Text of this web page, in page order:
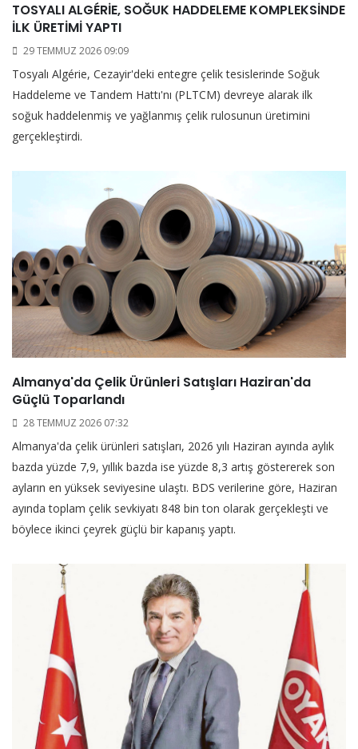
TOSYALI ALGÉRİE, SOĞUK HADDELEME KOMPLEKSİNDE
İLK ÜRETİMİ YAPTI
29 TEMMUZ 2026 09:09
Tosyalı Algérie, Cezayir'deki entegre çelik tesislerinde Soğuk
Haddeleme ve Tandem Hattı'nı (PLTCM) devreye alarak ilk
soğuk haddelenmiş ve yağlanmış çelik rulosunun üretimini
gerçekleştirdi.
Almanya'da Çelik Ürünleri Satışları Haziran'da
Güçlü Toparlandı
28 TEMMUZ 2026 07:32
Almanya'da çelik ürünleri satışları, 2026 yılı Haziran ayında aylık
bazda yüzde 7,9, yıllık bazda ise yüzde 8,3 artış göstererek son
ayların en yüksek seviyesine ulaştı. BDS verilerine göre, Haziran
ayında toplam çelik sevkiyatı 848 bin ton olarak gerçekleşti ve
böylece ikinci çeyrek güçlü bir kapanış yaptı.